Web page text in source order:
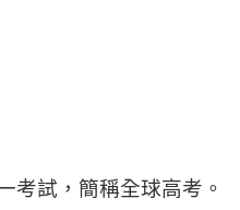
試，簡稱全球高考。